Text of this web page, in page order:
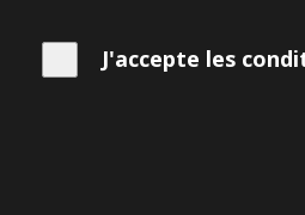
J'accepte les